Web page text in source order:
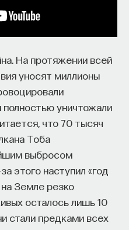
На протяжении всей
уносят миллионы
уничтожали
что 70 тысяч
Тоба
выбросом
этого наступил «год
Земле резко
осталось лишь 10
стали предками всех
зависимость,
или азарта?
можно найти,
между нейронами:
нами»
общих принципах
процессах